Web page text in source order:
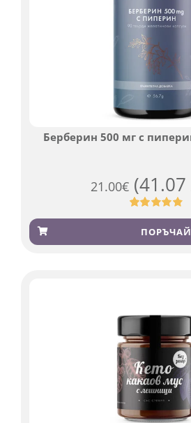
Берберин 500 мг с
21.00€ (41.07
Оценен
4.84 от 5,
базирано
369
ПОРЪЧАЙ